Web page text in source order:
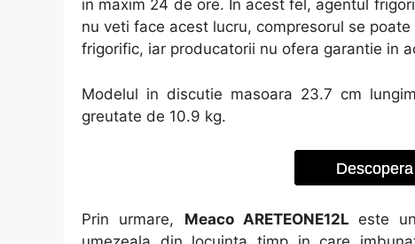
in maxim 24 de ore. In acest fel, agentul
nu veti face acest lucru, compresorul se
frigorific, iar producatorii nu ofera garantie in
Modelul in discutie masoara 23.7 cm
greutate de 10.9 kg.
Prin urmare, Meaco ARETEONE12L este